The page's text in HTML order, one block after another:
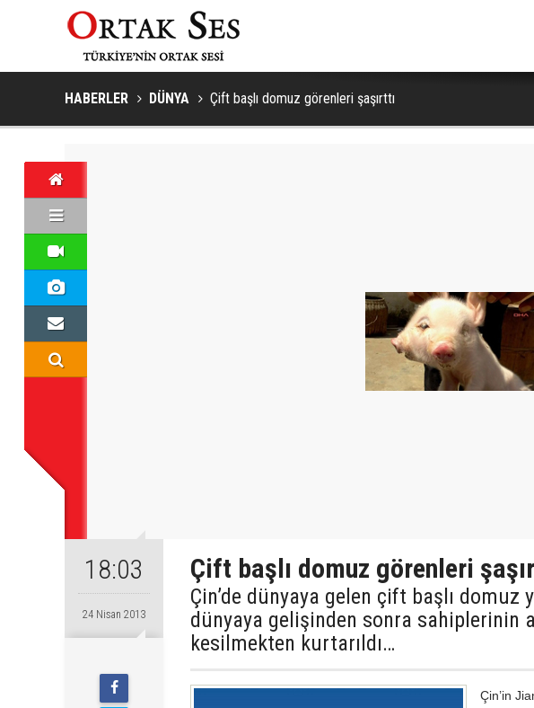
HABERLER DÜNYA Çift başlı domuz görenleri şaşırttı
18:03
24 Nisan 2013
Çift başlı domuz görenleri
Çin’de dünyaya gelen çift başlı
dünyaya gelişinden sonra sahiplerinin
kesilmekten kurtarıldı…
Çin’in